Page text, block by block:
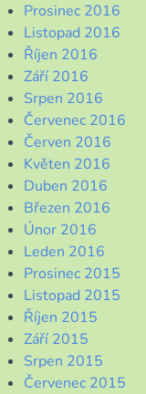
Prosinec 2016
Listopad 2016
Říjen 2016
Září 2016
Srpen 2016
Červenec 2016
Červen 2016
Květen 2016
Duben 2016
Březen 2016
Únor 2016
Leden 2016
Prosinec 2015
Listopad 2015
Říjen 2015
Září 2015
Srpen 2015
Červenec 2015